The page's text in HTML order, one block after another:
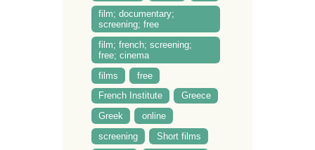
film; documentary;
screening; free
film; french; screening;
free; cinema
films
free
French Institute
Greece
Greek
online
screening
Short films